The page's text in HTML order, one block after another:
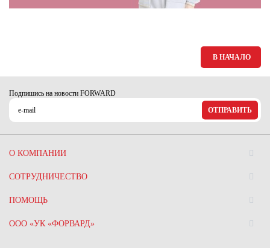
В НАЧАЛО
Подпишись на новости FORWARD
ОТПРАВИТЬ
О КОМПАНИИ
СОТРУДНИЧЕСТВО
ПОМОЩЬ
ООО «УК «ФОРВАРД»